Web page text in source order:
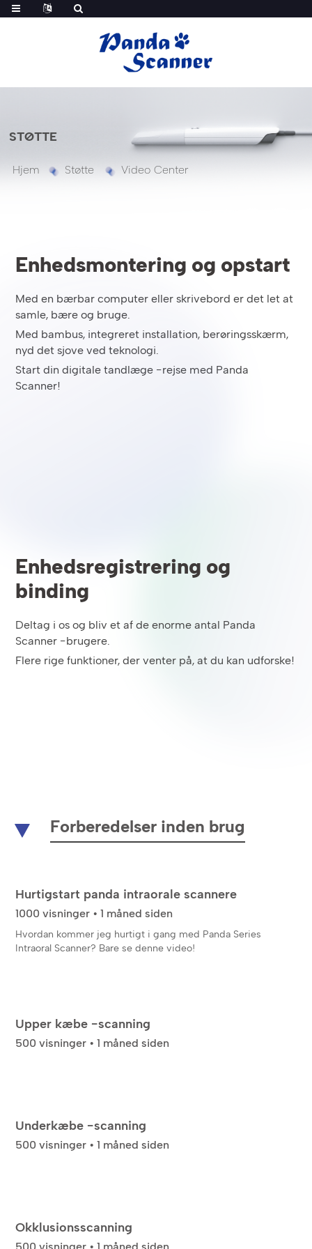
STØTTE
Hjem Støtte Video Center
Enhedsmontering og opstart
Med en bærbar computer eller skrivebord er det let at
samle, bære og bruge.
Med bambus, integreret installation, berøringsskærm,
nyd det sjove ved teknologi.
Start din digitale tandlæge -rejse med Panda
Scanner!
Enhedsregistrering og
binding
Deltag i os og bliv et af de enorme antal Panda
Scanner -brugere.
Flere rige funktioner, der venter på, at du kan udforske!
Forberedelser inden brug
Hurtigstart panda intraorale scannere
1000 visninger • 1 måned siden
Hvordan kommer jeg hurtigt i gang med Panda Series
Intraoral Scanner? Bare se denne video!
Upper kæbe -scanning
500 visninger • 1 måned siden
Underkæbe -scanning
500 visninger • 1 måned siden
Okklusionsscanning
500 visninger • 1 måned siden